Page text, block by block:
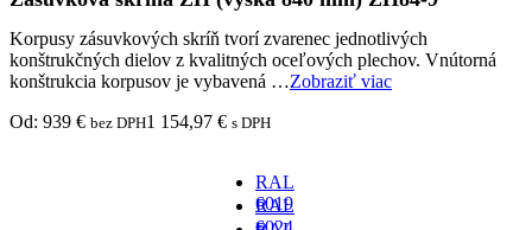
Korpusy zásuvkových skríň tvorí zvarenec jednotlivých
konštrukčných dielov z kvalitných oceľových plechov. Vnútorná
konštrukcia korpusov je vybavená …Zobraziť viac
Od: 939 € bez DPH1 154,97 € s DPH
RAL
6019
-
RAL